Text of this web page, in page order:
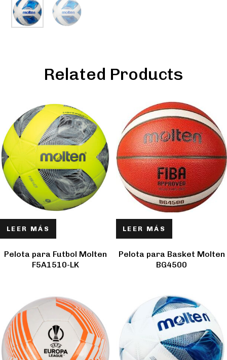
Related Products
LEER MÁS
Pelota para Futbol Molten
F5A1510-LK
LEER MÁS
Pelota para Basket Molten
BG4500